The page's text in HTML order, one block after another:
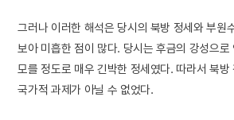
그러나 이러한 해석은 당시의 북방 정세와 부원
보아 미흡한 점이 많다. 당시는 후금의 강성으로
모를 정도로 매우 긴박한 정세였다. 따라서 북방
국가적 과제가 아닐 수 없었다.